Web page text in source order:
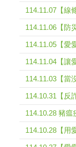
114.11.07【線
114.11.06【防
114.11.05【愛
114.11.04【讓
114.11.03【當
114.10.31【反
114.10.28 豬
114.10.28【用